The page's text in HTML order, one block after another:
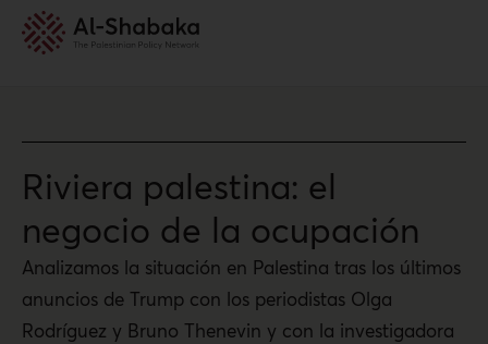
Riviera palestina: el
negocio de la ocupación
Analizamos la situación en Palestina tras los últimos
anuncios de Trump con los periodistas Olga
Rodríguez y Bruno Thenevin y con la investigadora